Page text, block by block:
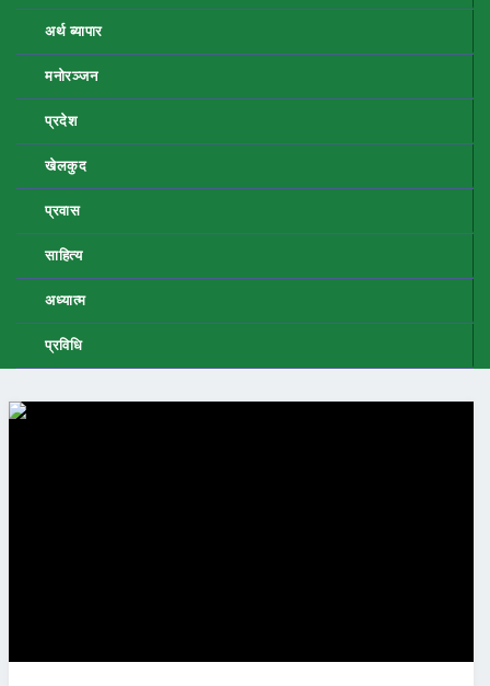
अर्थ ब्यापार
मनोरञ्जन
प्रदेश
खेलकुद
प्रवास
साहित्य
अध्यात्म
प्रविधि